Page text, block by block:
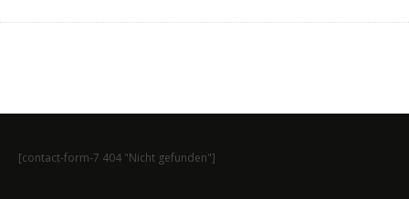
[contact-form-7 404 "Nicht gefunden"]